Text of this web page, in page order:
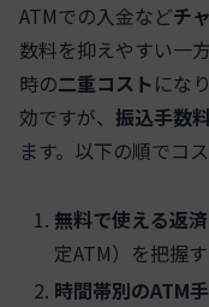
ATMでの入金などチ
数料を抑えやすい一
時の二重コストにな
効ですが、 振込手数
ます。以下の順でコ
無料で使える返
定ATM）を把握
時間帯別のATM